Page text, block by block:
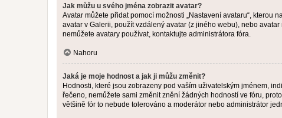
Jak můžu u svého jména zobrazit avatar?
Avatar můžete přidat pomocí možnosti „Nastavení avataru“, kterou
avatar v Galerii, použít vzdálený avatar (z jiného webu), nebo
nemůžete avatary používat, kontaktujte administrátora fóra.
Nahoru
Jaká je moje hodnost a jak ji můžu změnit?
Hodnosti, které jsou zobrazeny pod vaším uživatelským jménem,
řečeno, nemůžete sami změnit znění žádných hodností ve fóru,
většině fór to nebude tolerováno a moderátor nebo administrátor